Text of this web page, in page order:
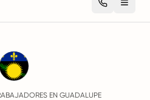
EN GUADALUPE